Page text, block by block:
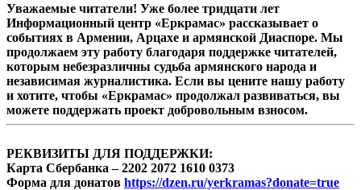
Уважаемые читатели! Уже более тридцати лет
Информационный центр «Еркрамас» рассказывает о
событиях в Армении, Арцахе и армянской Диаспоре. Мы
продолжаем эту работу благодаря поддержке читателей,
которым небезразличны судьба армянского народа и
независимая журналистика. Если вы цените нашу работу
и хотите, чтобы «Еркрамас» продолжал развиваться, вы
можете поддержать проект добровольным взносом.
РЕКВИЗИТЫ ДЛЯ ПОДДЕРЖКИ:
Карта Сбербанка – 2202 2072 1610 0373
Форма для донатов https://dzen.ru/yerkramas?donate=true